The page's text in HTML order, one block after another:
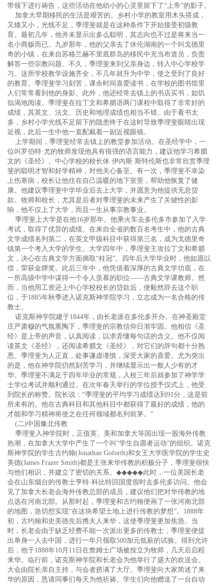
带领下进行祷告，这些活动在他幼小的心灵里留下了“上帝”的影子。
加拿大早期移民的生活是艰苦的。乡村小学的教室用木头搭成，
又矮又小，光线不足，季理斐就是在这种条件下开始接受初级教
育。最初几年，他并未显示出多么聪明，其志向也不过是将来当一
名小商贩而已。九岁那年，他的父亲去了休伦湖南的一个叫戈德里
奇的小镇，在来自苏格兰赫不里底群岛的移民中充当布道员，负责
解答一些宗教问题。不久，季理斐来到父亲身边，转入中心学校学
习。这所学校教学设施齐全，不几年就升为中学，使之受到了良好
的教育。季理斐学习刻苦，课余时间喜爱读书，在学校的图书馆里
人们常常看到他的身影。此外，他还经常去镇上的书店买书，如饥
似渴地阅读。季理斐在拉丁文和希腊语两门课程中取得了非常好的
成绩，其英文、法文、历史和地理成绩也相当不错。由于看书太
多，乡村小学光线不足留下的隐患终于在这时导致季理斐眼睛出现
近视，此后一生中他一直配戴着一副近视眼镜。
上学期间，季理斐经常去镇上的教堂参加活动。在圣经学中，一
位叫罗伯特·尤的牧师发现他具有很强的语言能力，建议他学习希腊
文的《圣经》。中心学校的校长休·伊内斯·斯特伦斯也非常欣赏季理
斐的聪明才智和好学精神，对他关心备至。有一次，季理斐不幸染
上伤寒病，校长让他住在自己温暖的地下室里，帮助他恢复了健
康。他建议季理斐中学毕业后去上大学，并愿意为他提供无息贷
款。牧师和校长，尤其是后者对季理斐的未来产生了关键性的影
响，他不仅上了大学，而且一生从事宗教事业。
季理斐上大学是在他16岁那年。他乘火车去多伦多市参加了入学
考试，取得了优异的成绩。在来自全省的数百名考生中，他的古典
文学成绩名列第二，在英文甲级科目中获得第三名，成为戈德里奇
镇第一个考入大学的学生。大学四年中，季理斐主攻拉丁文和希腊
文，决心在古典文学方面摘取“桂冠”。四年后大学毕业时，他如愿以
偿，荣获金牌奖。此后三年中，他凭借着深厚的古典文学功底，在
一所高级中学中谋得一个令人羡慕的职位——古典文学课教师。然
而，当他用工资还上中心学校校长的贷款后，便毅然辞去这个职
位，于1885年秋季进入诺克斯神学院学习，立志成为一名合格的传
教士。
诺克斯神学院建于1844年，由长老派在多伦多开办。在神圣殿堂
庄严肃穆的气氛熏陶下，季理斐的宗教信仰日渐牢固。他相信《圣
经》是上帝的声音，认真阅读，以求弄懂每句话的含义。他不仅阅
读英文《圣经》，还阅读希腊文《圣经》，对它们的辞句都十分熟
悉。季理斐为人正直，处事谦虚谨慎，深受大家的喜爱。尤为突出
的是，他在神学院仍然刻苦学习，并继续显示出一般人少有的才
华。季理斐不满足于四年毕业的常规，入校三年后就参加了神学学
士学位考试并顺利通过。在次年春天举行的学位授予仪式上，他受
到院长的称赞。院长说：“季理斐的平均学习成绩达到91分，这是前
所未有的。他在古典科目和其他科目中都获得了最好的成绩，他的
才能和学习精神将使之在任何领域都名列前茅。”
(二)中国豫北传教
季理斐入神学院时，正值英、美和加拿大等国出现一股海外传教
热潮，在加拿大大学中产生了一个叫“学生自愿者运动”的组织。诺克
斯神学院的学生古约翰(Jonathan Goforth)和女王大学医学院的学生史
美德(James Frazer Smith)都是主张来华传教的积极分子，季理斐很快
与他们相识，并建立了密切的关系。 ◆◆◆◆◆此时，一位美国长老
会在山东烟台的传教士亨特·科比特回国度假时去多伦多访问。他会
见了加拿大长老会海外传教总部的成员，建议他们把对华传教的地
点选在河南北部。从那时起，季理斐和古约翰便画了一张河南北部
的地图，急切想实现“在这块希望土地上进行传教的梦想”。1888年
初，古约翰和史美德先后携夫人来华，这使季理斐更加焦急。当
时，长老会由于缺乏经费不能一次派出更多的传教士，季理斐便提
出单身一人去中国，进行一年只领取500加元低薪的试验。得到允许
后，他于1888年10月11日在詹姆士广场被按立为牧师，几天后启程
来华。临行前，诺克斯神学院和长老会为他举行了盛大的欢送会。
大会由院长亲自主持，与会者挤满了大厅。季理斐向大家简述了来
华的原因，恳请同事们每天为他祈祷。学生们向他赠送了一台自动